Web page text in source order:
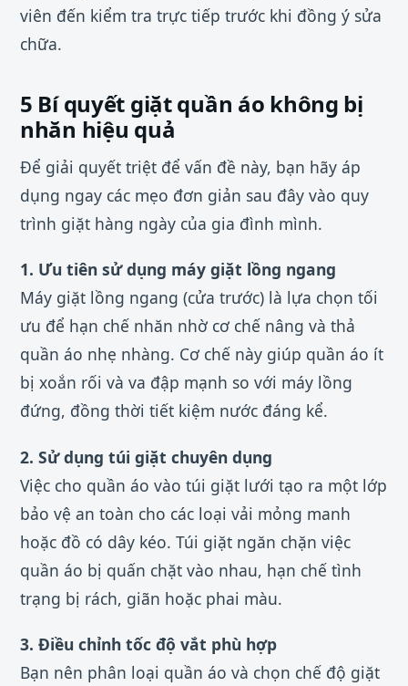
viên đến kiểm tra trực tiếp trước khi đồng ý sửa
chữa.
5 Bí quyết giặt quần áo không bị
nhăn hiệu quả
Để giải quyết triệt để vấn đề này, bạn hãy áp
dụng ngay các mẹo đơn giản sau đây vào quy
trình giặt hàng ngày của gia đình mình.
1. Ưu tiên sử dụng máy giặt lồng ngang
Máy giặt lồng ngang (cửa trước) là lựa chọn tối
ưu để hạn chế nhăn nhờ cơ chế nâng và thả
quần áo nhẹ nhàng. Cơ chế này giúp quần áo ít
bị xoắn rối và va đập mạnh so với máy lồng
đứng, đồng thời tiết kiệm nước đáng kể.
2. Sử dụng túi giặt chuyên dụng
Việc cho quần áo vào túi giặt lưới tạo ra một lớp
bảo vệ an toàn cho các loại vải mỏng manh
hoặc đồ có dây kéo. Túi giặt ngăn chặn việc
quần áo bị quấn chặt vào nhau, hạn chế tình
trạng bị rách, giãn hoặc phai màu.
3. Điều chỉnh tốc độ vắt phù hợp
Bạn nên phân loại quần áo và chọn chế độ giặt